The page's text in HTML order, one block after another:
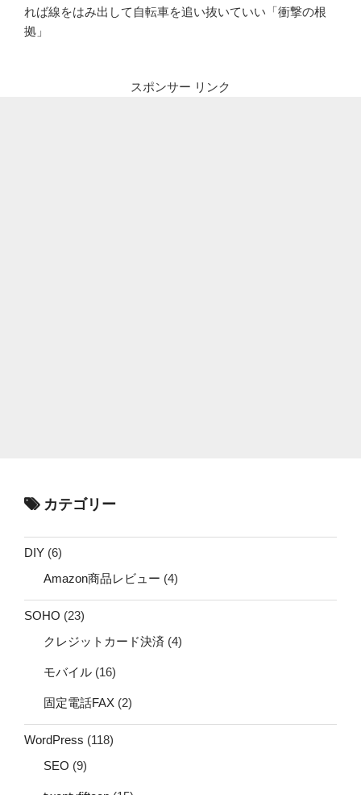
れば線をはみ出して自転車を追い抜いていい「衝撃の根
拠」
スポンサー リンク
カテゴリー
DIY (6)
Amazon商品レビュー (4)
SOHO (23)
クレジットカード決済 (4)
モバイル (16)
固定電話FAX (2)
WordPress (118)
SEO (9)